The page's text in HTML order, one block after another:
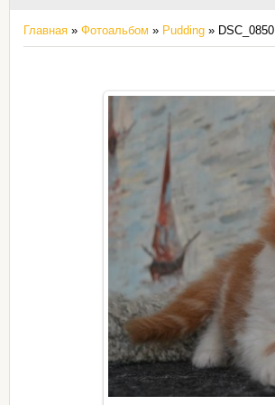
Главная » Фотоальбом » Pudding » DSC_0850